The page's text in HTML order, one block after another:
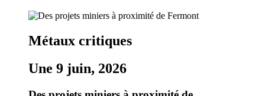
Métaux critiques
Une 9 juin, 2026